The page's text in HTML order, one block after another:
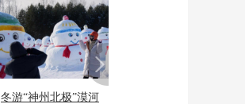
冬游“神州北极”漠河